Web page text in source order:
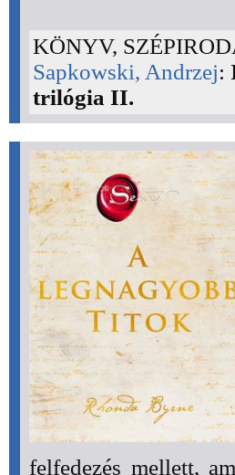
KÖNYV,
Sapkowski, Andrzej:
trilógia II.
felfedezés mellett,